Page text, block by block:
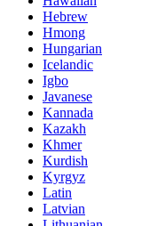
Hebrew
Hmong
Hungarian
Icelandic
Igbo
Javanese
Kannada
Kazakh
Khmer
Kurdish
Kyrgyz
Latin
Latvian